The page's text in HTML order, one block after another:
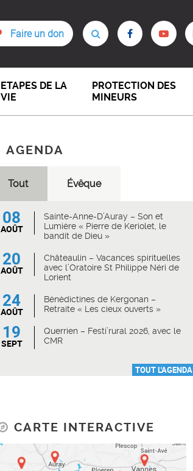
Faire un don
ETAPES DE LA
VIE
PROTECTION DES
MINEURS
AGENDA
Tout Évêque
08
AOÛT
Sainte-Anne-D’Auray – Son et
Lumière « Pierre de Keriolet, le
bandit de Dieu »
20
AOÛT
Châteaulin – Vacances spirituelles
avec l’Oratoire St Philippe Néri de
Lorient
24
AOÛT
Bénédictines de Kergonan –
Retraite « Les cieux ouverts »
19
SEPT
Querrien – Festi’rural 2026, avec le
CMR
TOUT L'AGENDA
CARTE INTERACTIVE